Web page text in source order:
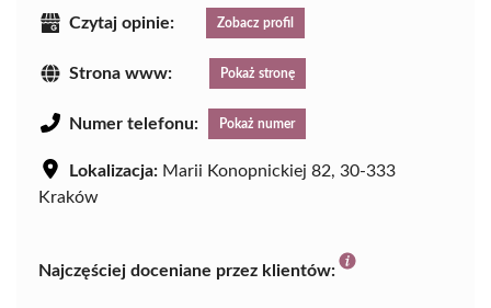
Czytaj opinie: Zobacz profil
Strona www: Pokaż stronę
Numer telefonu: Pokaż numer
Lokalizacja: Marii Konopnickiej 82, 30-333
Kraków
Najczęściej doceniane przez klientów: